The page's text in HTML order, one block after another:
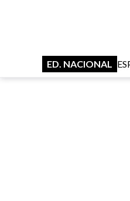
ED. NACIONAL